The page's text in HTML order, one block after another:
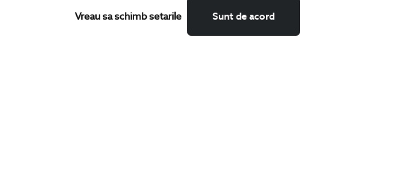
Sunt de acord
Vreau sa schimb setarile
email-uri de informare